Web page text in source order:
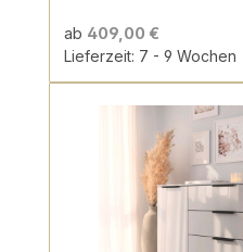
ab 409,00 €
Lieferzeit: 7 - 9 Wochen